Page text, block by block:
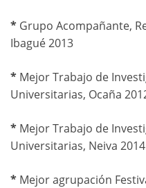
* Grupo Acompañante,
Ibagué 2013
* Mejor Trabajo de
Universitarias, Ocaña
* Mejor Trabajo de
Universitarias, Neiva 2014
* Mejor agrupación